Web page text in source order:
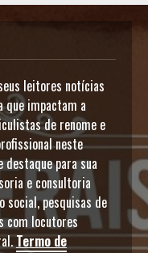
leitores notícias
que impactam a
de renome e
neste
para sua
e consultoria
social, pesquisas de
com locutores
Termo de